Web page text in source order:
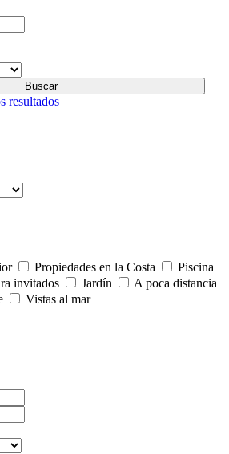
Buscar
resultados
Propiedades en la Costa
Piscina
invitados Jardín
A poca distancia
Vistas al mar